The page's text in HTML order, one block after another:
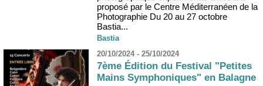
proposé par le Centre Méditerranéen de la
Photographie Du 20 au 27 octobre
Bastia...
Bastia
20/10/2024 - 25/10/2024
7ème Édition du Festival "Petites
Mains Symphoniques" en Balagne